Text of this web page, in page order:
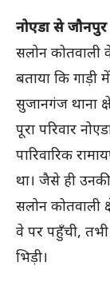
नोएडा से जौनपुर
सलोन कोतवाली
बताया कि
सुजानगंज थाना
पूरा परिवार
पारिवारिक
था। जैसे ही
सलोन कोतवाली
वे पर पहुँची,
भिड़ी।